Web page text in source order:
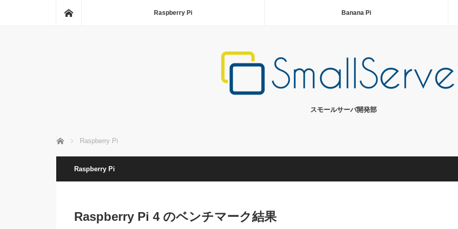
Raspberry Pi Banana Pi
スモールサーバ開発部
ホーム Raspberry Pi
Raspberry Pi
Raspberry Pi 4 のベンチマーク結果